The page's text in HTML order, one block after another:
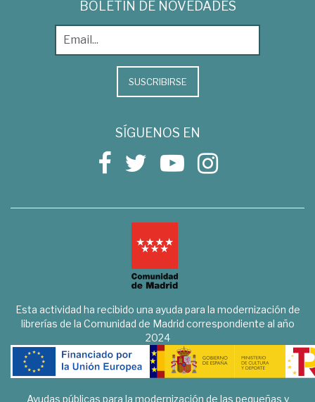
BOLETÍN DE NOVEDADES
SUSCRIBIRSE
SÍGUENOS EN
Esta actividad ha recibido una ayuda para la modernización de
librerías de la Comunidad de Madrid correspondiente al año
2024
Ayudas públicas para la modernización de las pequeñas y